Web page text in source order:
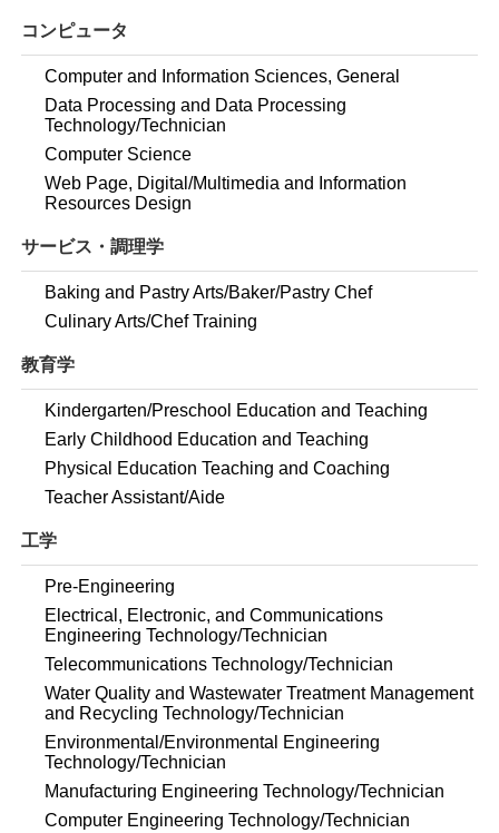
コンピュータ
Computer and Information Sciences, General
Data Processing and Data Processing
Technology/Technician
Computer Science
Web Page, Digital/Multimedia and Information
Resources Design
サービス・調理学
Baking and Pastry Arts/Baker/Pastry Chef
Culinary Arts/Chef Training
教育学
Kindergarten/Preschool Education and Teaching
Early Childhood Education and Teaching
Physical Education Teaching and Coaching
Teacher Assistant/Aide
工学
Pre-Engineering
Electrical, Electronic, and Communications
Engineering Technology/Technician
Telecommunications Technology/Technician
Water Quality and Wastewater Treatment Management
and Recycling Technology/Technician
Environmental/Environmental Engineering
Technology/Technician
Manufacturing Engineering Technology/Technician
Computer Engineering Technology/Technician